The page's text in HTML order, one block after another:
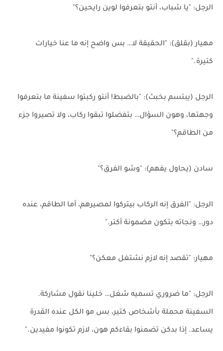
الرجل: "يا شباب، أنتو بتعرفوا لوين رايحين؟"
مهيار (بقلق): "الحقيقة لا… بس واضح إنه ما عنا خيارات
كتيرة."
الرجل (يبتسم بخبث): "بالضبط! أنتو ركبتوا سفينة ما بتعرفوا
وجهتها، وهون السؤال… بتفضلوا تبقوا ركاب، ولا تصيروا جزء
من الطاقم؟"
سادن (يحاول يفهم): "وشو الفرق؟"
الرجل: "الفرق إنه الركاب بيتركوا لمصيرهم، أما الطاقم، عنده
دور… ونجاته بتكون مضمونة أكتر."
مهيار: "تقصد إنه لازم نشتغل معكن؟"
الرجل: "ما ضروري تسميه شغل… خلينا نقول مشاركة.
السفينة محملة بأشخاص كتير، بس مو الكل عنده القدرة
يساعد. إذا بدكن تضمنوا بقاءكم هون، لازم تكونوا مفيدين."